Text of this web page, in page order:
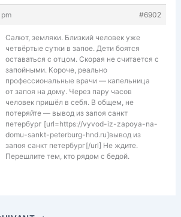
#6902
Салют, земляки. Близкий человек уже
четвёртые сутки в запое. Дети боятся
оставаться с отцом. Скорая не считается с
запойными. Короче, реально
профессиональные врачи — капельница
от запоя на дому. Через пару часов
человек пришёл в себя. В общем, не
потеряйте — вывод из запоя санкт
петербург [url=https://vyvod-iz-zapoya-na-
domu-sankt-peterburg-hnd.ru]вывод из
запоя санкт петербург[/url] Не ждите.
Перешлите тем, кто рядом с бедой.